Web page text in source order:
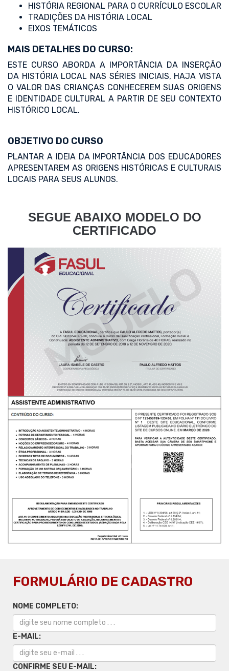
HISTÓRIA REGIONAL PARA O CURRÍCULO ESCOLAR
TRADIÇÕES DA HISTÓRIA LOCAL
EIXOS TEMÁTICOS
MAIS DETALHES DO CURSO:
ESTE CURSO ABORDA A IMPORTÂNCIA DA INSERÇÃO
DA HISTÓRIA LOCAL NAS SÉRIES INICIAIS, HAJA VISTA
O VALOR DAS CRIANÇAS CONHECEREM SUAS ORIGENS
E IDENTIDADE CULTURAL A PARTIR DE SEU CONTEXTO
HISTÓRICO LOCAL.
OBJETIVO DO CURSO
PLANTAR A IDEIA DA IMPORTÂNCIA DOS EDUCADORES
APRESENTAREM AS ORIGENS HISTÓRICAS E CULTURAIS
LOCAIS PARA SEUS ALUNOS.
SEGUE ABAIXO MODELO DO
CERTIFICADO
FORMULÁRIO DE CADASTRO
NOME COMPLETO:
E-MAIL:
CONFIRME SEU E-MAIL: